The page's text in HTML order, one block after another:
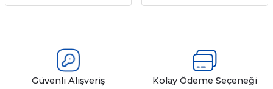
Güvenli Alışveriş Kolay Ödeme Seçeneği